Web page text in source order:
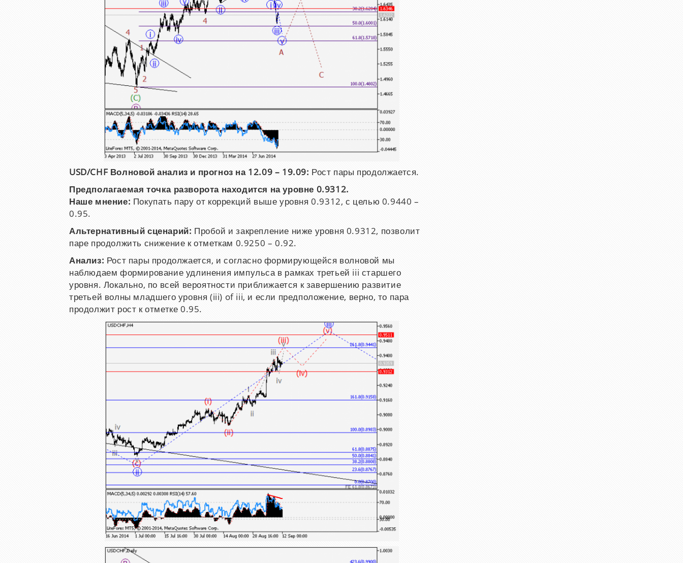
USD/CHF Волновой анализ и прогноз на 12.09 – 19.09: Рост пары продолжается.
Предполагаемая точка разворота находится на уровне 0.9312.
Наше мнение: Покупать пару от коррекций выше уровня 0.9312, с целью 0.9440 –
0.95.
Альтернативный сценарий: Пробой и закрепление ниже уровня 0.9312, позволит
паре продолжить снижение к отметкам 0.9250 – 0.92.
Анализ: Рост пары продолжается, и согласно формирующейся волновой мы
наблюдаем формирование удлинения импульса в рамках третьей iii старшего
уровня. Локально, по всей вероятности приближается к завершению развитие
третьей волны младшего уровня (iii) of iii, и если предположение, верно, то пара
продолжит рост к отметке 0.95.